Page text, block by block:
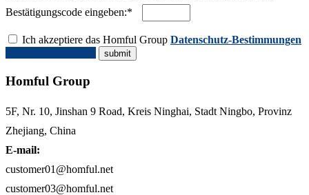
Bestätigungscode eingeben:*
Ich akzeptiere das Homful Group Datenschutz-Bestimmungen
Homful Group
5F, Nr. 10, Jinshan 9 Road, Kreis Ninghai, Stadt Ningbo, Provinz
Zhejiang, China
E-mail:
customer01@homful.net
customer03@homful.net